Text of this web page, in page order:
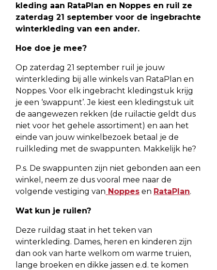
kleding aan RataPlan en Noppes en ruil ze
zaterdag 21 september voor de ingebrachte
winterkleding van een ander.
Hoe doe je mee?
Op zaterdag 21 september ruil je jouw
winterkleding bij alle winkels van RataPlan en
Noppes. Voor elk ingebracht kledingstuk krijg
je een ‘swappunt’. Je kiest een kledingstuk uit
de aangewezen rekken (de ruilactie geldt dus
niet voor het gehele assortiment) en aan het
einde van jouw winkelbezoek betaal je de
ruilkleding met de swappunten. Makkelijk he?
P.s. De swappunten zijn niet gebonden aan een
winkel, neem ze dus vooral mee naar de
volgende vestiging van Noppes en RataPlan.
Wat kun je ruilen?
Deze ruildag staat in het teken van
winterkleding. Dames, heren en kinderen zijn
dan ook van harte welkom om warme truien,
lange broeken en dikke jassen e.d. te komen